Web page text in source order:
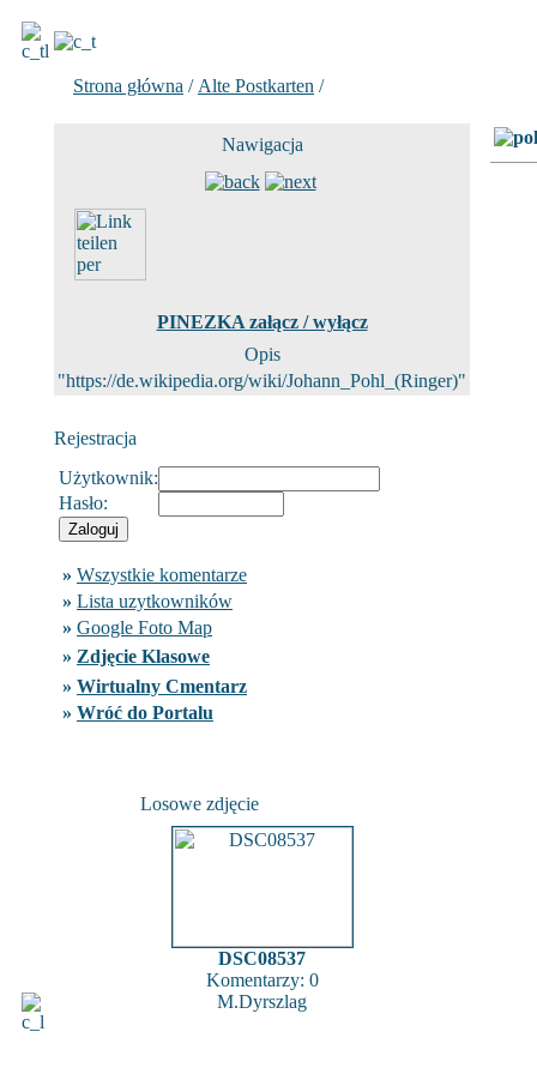
Strona główna / Alte Postkarten /
Nawigacja
PINEZKA załącz / wyłącz
Opis
"https://de.wikipedia.org/wiki/Johann_Pohl_(Ringer)"
Rejestracja
Użytkownik:
Hasło:
» Wszystkie komentarze
» Lista uzytkowników
» Google Foto Map
» Zdjęcie Klasowe
» Wirtualny Cmentarz
» Wróć do Portalu
Losowe zdjęcie
DSC08537
Komentarzy: 0
M.Dyrszlag